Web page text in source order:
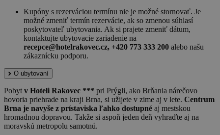
Kupóny s rezerváciou termínu nie je možné stornovať. Je
možné zmeniť termín rezervácie, ak so zmenou súhlasí
poskytovateľ ubytovania. Ak si prajete zmeniť dátum,
kontaktujte ubytovacie zariadenie na
recepce@hotelrakovec.cz, +420 773 333 200 alebo našu
zákaznícku podporu.
O ubytovaní
Pobyt v Hoteli Rakovec *** pri Prýgli, ako Brňania nárečovo
hovoria priehrade na kraji Brna, si užijete v zime aj v lete. Centrum
Brna je navyše z prístaviska ľahko dostupné aj mestskou
hromadnou dopravou. Takže si aspoň jeden deň vyhraďte aj na
moravskú metropolu samotnú.